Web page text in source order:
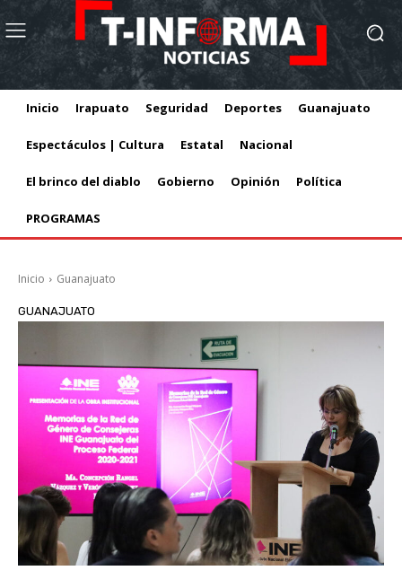
Inicio Irapuato Seguridad Deportes Guanajuato
Espectáculos | Cultura Estatal Nacional
El brinco del diablo Gobierno Opinión Política
PROGRAMAS
Inicio Guanajuato
GUANAJUATO